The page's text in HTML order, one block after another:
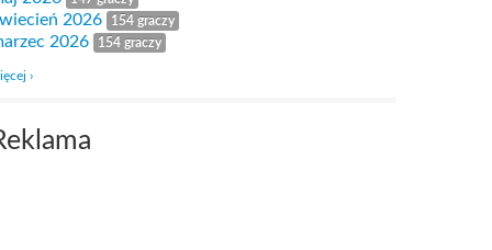
2026 154 graczy
2026 154 graczy
›